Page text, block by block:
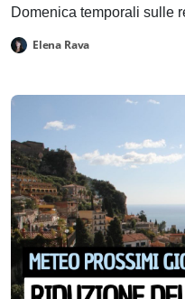
Domenica temporali sulle
Elena Rava